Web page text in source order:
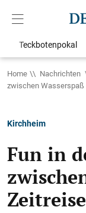
Teckbotenpokal
Home Nachrichten
zwischen
Kirchheim
Fun in
Zeitreise